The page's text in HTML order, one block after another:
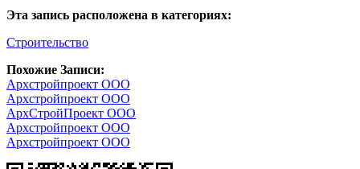
Эта запись расположена в категориях:
Строительство
Похожие Записи:
Архстройпроект ООО
Архстройпроект ООО
АрхСтройПроект ООО
Архстройпроект ООО
Архстройпроект ООО